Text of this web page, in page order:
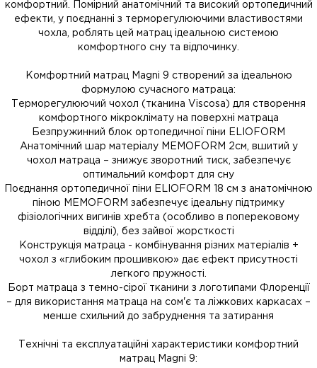
комфортний. Помірний анатомічний та високий ортопедичний
ефекти, у поєднанні з терморегулюючими властивостями
чохла, роблять цей матрац ідеальною системою
комфортного сну та відпочинку.
Комфортний матрац Magni 9 створений за ідеальною
формулою сучасного матраца:
Терморегулюючий чохол (тканина Viscosa) для створення
комфортного мікроклімату на поверхні матраца
Безпружинний блок ортопедичної піни ELIOFORM
Анатомічний шар матеріалу MEMOFORM 2см, вшитий у
чохол матраца – знижує зворотний тиск, забезпечує
оптимальний комфорт для сну
Поєднання ортопедичної піни ELIOFORM 18 см з анатомічною
піною MEMOFORM забезпечує ідеальну підтримку
фізіологічних вигинів хребта (особливо в поперековому
відділі), без зайвої жорсткості
Конструкція матраца - комбінування різних матеріалів +
чохол з «глибоким прошивкою» дає ефект присутності
легкого пружності.
Борт матраца з темно-сірої тканини з логотипами Флоренції
– для використання матраца на сом'є та ліжкових каркасах –
менше схильний до забруднення та затирання
Технічні та експлуатаційні характеристики комфортний
матрац Magni 9: